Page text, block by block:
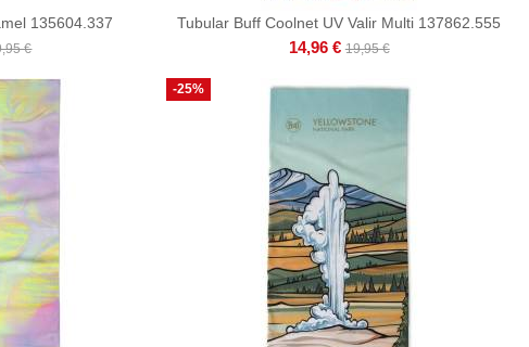
135604.337
€
Tubular Buff Coolnet UV Valir Multi 137862.555
14,96 € 19,95 €
-25%